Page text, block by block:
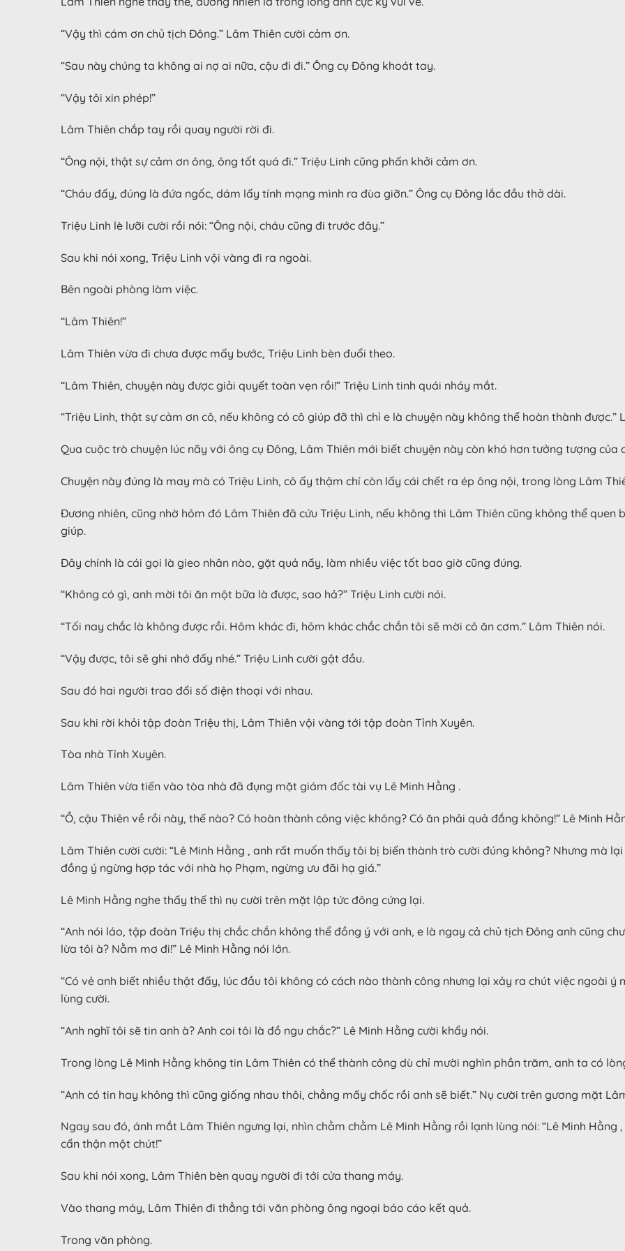
“Vậy thì cám ơn chủ tịch Đông.” Lâm Thiên cười cảm ơn.
“Sau này chúng ta không ai nợ ai nữa, cậu đi đi.” Ông cụ Đông khoát tay.
“Vậy tôi xin phép!”
Lâm Thiên chắp tay rồi quay người rời đi.
“Ông nội, thật sự cảm ơn ông, ông tốt quá đi.” Triệu Linh cũng phấn khởi cảm ơn.
“Cháu đấy, đúng là đứa ngốc, dám lấy tính mạng mình ra đùa giỡn.” Ông cụ Đông lắc đầu thở dài.
Triệu Linh lè lưỡi cười rồi nói: “Ông nội, cháu cũng đi trước đây.”
Sau khi nói xong, Triệu Linh vội vàng đi ra ngoài.
Bên ngoài phòng làm việc.
“Lâm Thiên!”
Lâm Thiên vừa đi chưa được mấy bước, Triệu Linh bèn đuổi theo.
“Lâm Thiên, chuyện này được giải quyết toàn vẹn rồi!” Triệu Linh tinh quái nháy mắt.
“Triệu Linh, thật sự cảm ơn cô, nếu không có cô giúp đỡ thì chỉ e là chuyện này không thể hoàn thành được.”
Qua cuộc trò chuyện lúc nãy với ông cụ Đông, Lâm Thiên mới biết chuyện này còn khó hơn tưởng tượng của
Chuyện này đúng là may mà có Triệu Linh, cô ấy thậm chí còn lấy cái chết ra ép ông nội, trong lòng Lâm
Đương nhiên, cũng nhờ hôm đó Lâm Thiên đã cứu Triệu Linh, nếu không thì Lâm Thiên cũng không thể
giúp.
Đây chính là cái gọi là gieo nhân nào, gặt quả nấy, làm nhiều việc tốt bao giờ cũng đúng.
“Không có gì, anh mời tôi ăn một bữa là được, sao hả?” Triệu Linh cười nói.
“Tối nay chắc là không được rồi. Hôm khác đi, hôm khác chắc chắn tôi sẽ mời cô ăn cơm.” Lâm Thiên nói.
“Vậy được, tôi sẽ ghi nhớ đấy nhé.” Triệu Linh cười gật đầu.
Sau đó hai người trao đổi số điện thoại với nhau.
Sau khi rời khỏi tập đoàn Triệu thị, Lâm Thiên vội vàng tới tập đoàn Tỉnh Xuyên.
Tòa nhà Tỉnh Xuyên.
Lâm Thiên vừa tiến vào tòa nhà đã đụng mặt giám đốc tài vụ Lê Minh Hằng .
“Ồ, cậu Thiên về rồi này, thế nào? Có hoàn thành công việc không? Có ăn phải quả đắng không!” Lê Minh
Lâm Thiên cười cười: “Lê Minh Hằng , anh rất muốn thấy tôi bị biến thành trò cười đúng không? Nhưng mà
đồng ý ngừng hợp tác với nhà họ Phạm, ngừng ưu đãi hạ giá.”
Lê Minh Hằng nghe thấy thế thì nụ cười trên mặt lập tức đông cứng lại.
“Anh nói láo, tập đoàn Triệu thị chắc chắn không thể đồng ý với anh, e là ngay cả chủ tịch Đông anh cũng
lừa tôi à? Nằm mơ đi!” Lê Minh Hằng nói lớn.
“Có vẻ anh biết nhiều thật đấy, lúc đầu tôi không có cách nào thành công nhưng lại xảy ra chút việc ngoài ý
lùng cười.
“Anh nghĩ tôi sẽ tin anh à? Anh coi tôi là đồ ngu chắc?” Lê Minh Hằng cười khẩy nói.
Trong lòng Lê Minh Hằng không tin Lâm Thiên có thể thành công dù chỉ mười nghìn phần trăm, anh ta có
“Anh có tin hay không thì cũng giống nhau thôi, chẳng mấy chốc rồi anh sẽ biết.” Nụ cười trên gương mặt
Ngay sau đó, ánh mắt Lâm Thiên ngưng lại, nhìn chằm chằm Lê Minh Hằng rồi lạnh lùng nói: “Lê Minh
cẩn thận một chút!”
Sau khi nói xong, Lâm Thiên bèn quay người đi tới cửa thang máy.
Vào thang máy, Lâm Thiên đi thẳng tới văn phòng ông ngoại báo cáo kết quả.
Trong văn phòng.